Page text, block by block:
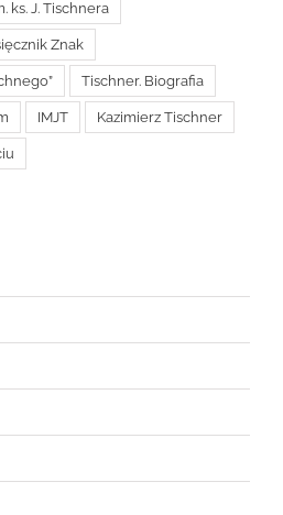
ks. J. Tischnera
Znak
Tischner. Biografia
IMJT Kazimierz Tischner